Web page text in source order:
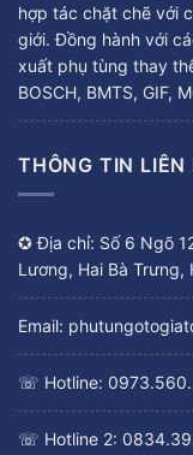
hợp tác chặt chẽ với
giới. Đồng hành với
xuất phụ tùng thay
BOSCH, BMTS, GIF,
THÔNG TIN LIÊN
✪ Địa chỉ: Số 6 Ngõ
Lương, Hai Bà Trưng,
Email:
☏ Hotline:
☏ Hotline 2: